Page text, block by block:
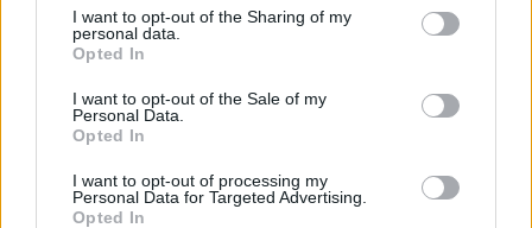
I want to opt-out of the Sharing of my
personal data.
Opted In
I want to opt-out of the Sale of my
Personal Data.
Opted In
I want to opt-out of processing my
Personal Data for Targeted Advertising.
Opted In
35 χρόνια Ίντερνετ: Η πρώτη
υπάρχει ακόμα
ερευνητικό κέντρο CERN στη Γενεύη - μια
απλή σελίδα κειμένου που άλλαξε τον